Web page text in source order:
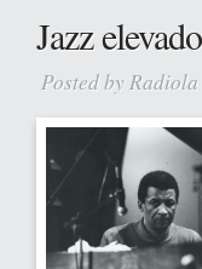
Jazz elevado
Posted by